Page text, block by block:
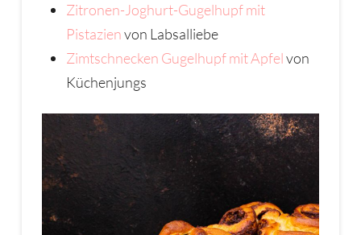
Zitronen-Joghurt-Gugelhupf mit
Pistazienvon Labsalliebe
Zimtschnecken Gugelhupf mit Apfelvon
Küchenjungs